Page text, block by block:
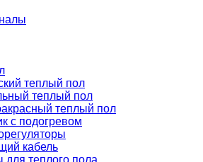
теплый пол
теплый пол
теплый пол
с подогревом
кабель